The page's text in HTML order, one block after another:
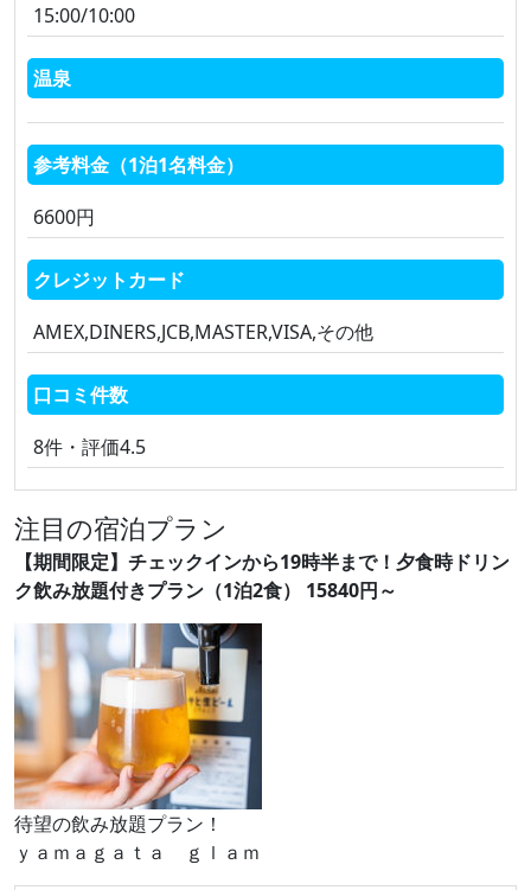
15:00/10:00
温泉
参考料金（1泊1名料金）
6600円
クレジットカード
AMEX,DINERS,JCB,MASTER,VISA,その他
口コミ件数
8件・評価4.5
注目の宿泊プラン
【期間限定】チェックインから19時半まで！夕食時ドリン
ク飲み放題付きプラン（1泊2食） 15840円～
待望の飲み放題プラン！
ｙａｍａｇａｔａ ｇｌａｍ